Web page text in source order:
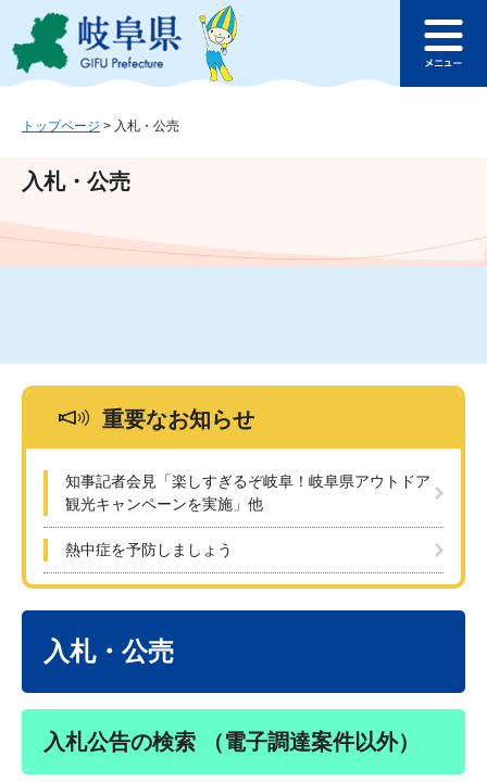
ジ
ュ
文
このページの本文へ
ュ
トップページ > 入札・公売
入札・公売
重要なお知らせ
知事記者会見「楽しすぎるぞ岐阜！岐阜県アウトドア
観光キャンペーンを実施」他
熱中症を予防しましょう
入札・公売
入札公告の検索 （電子調達案件以外）